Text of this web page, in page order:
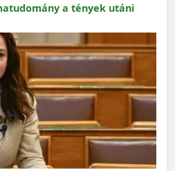
a tények utáni